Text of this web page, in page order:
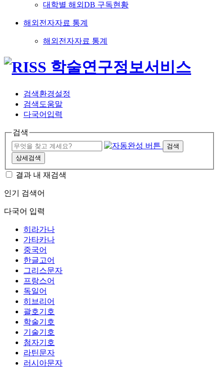
대학별 해외DB 구독현황
해외전자자료 통계
해외전자자료 통계
검색환경설정
검색도움말
다국어입력
검색
검색
상세검색
결과 내 재검색
인기 검색어
다국어 입력
히라가나
가타카나
중국어
한글고어
그리스문자
프랑스어
독일어
히브리어
괄호기호
학술기호
기술기호
첨자기호
라틴문자
러시아문자